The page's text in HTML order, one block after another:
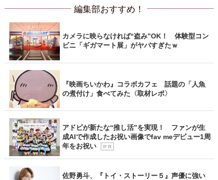
編集部おすすめ！
カメラに映らなければ“盗み”OK！ 体験型コン
ビニ「ギガマート展」がヤバすぎたｗ
『映画ちいかわ』コラボカフェ 話題の「人魚
の煮付け」食べてみた〈取材レポ〉
アドビが新たな“推し活”を実現！ ファンが生
成AIで作成したお祝い画像でfav meデビュー1周
年をお祝い
P R
佐野勇斗、『トイ・ストーリー５』声優に強い